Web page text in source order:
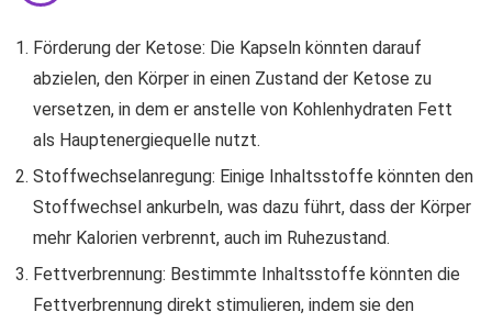
Förderung der Ketose: Die Kapseln könnten darauf
abzielen, den Körper in einen Zustand der Ketose zu
versetzen, in dem er anstelle von Kohlenhydraten Fett
als Hauptenergiequelle nutzt.
Stoffwechselanregung: Einige Inhaltsstoffe könnten den
Stoffwechsel ankurbeln, was dazu führt, dass der Körper
mehr Kalorien verbrennt, auch im Ruhezustand.
Fettverbrennung: Bestimmte Inhaltsstoffe könnten die
Fettverbrennung direkt stimulieren, indem sie den